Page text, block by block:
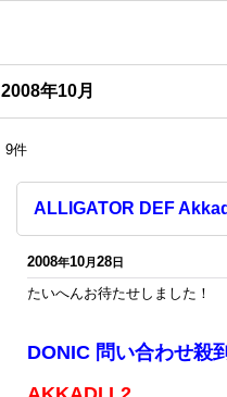
2008年10月
9件
ALLIGATOR DEF
2008年10月28日
たいへんお待たせしました！
DONIC 問い合わせ殺